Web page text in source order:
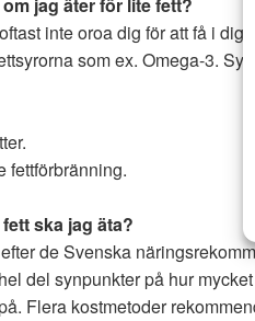
jag äter för lite fett?
inte oroa dig för att få i dig
som ex. Omega-3.
fettförbränning.
ska jag äta?
de Svenska
del synpunkter på hur
Flera kostmetoder